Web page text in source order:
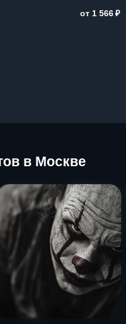
от 1 566₽
в Москве